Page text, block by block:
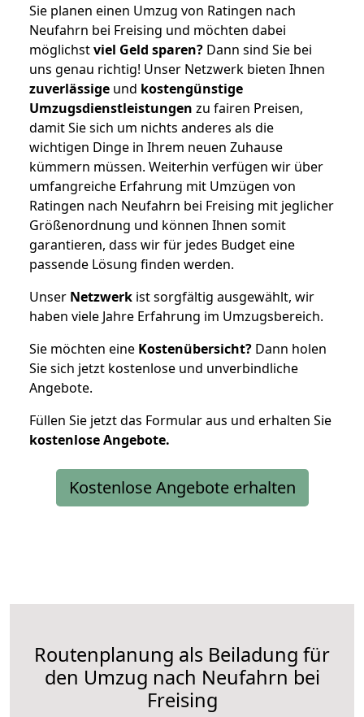
Sie planen einen Umzug von Ratingen nach
Neufahrn bei Freising und möchten dabei
möglichstviel Geld sparen? Dann sind Sie bei
uns genau richtig! Unser Netzwerk bieten Ihnen
zuverlässige und kostengünstige
Umzugsdienstleistungen zu fairen Preisen,
damit Sie sich um nichts anderes als die
wichtigen Dinge in Ihrem neuen Zuhause
kümmern müssen. Weiterhin verfügen wir über
umfangreiche Erfahrung mit Umzügen von
Ratingen nach Neufahrn bei Freising mit jeglicher
Größenordnung und können Ihnen somit
garantieren, dass wir für jedes Budget eine
passende Lösung finden werden.
Unser Netzwerk ist sorgfältig ausgewählt, wir
haben viele Jahre Erfahrung im Umzugsbereich.
Sie möchten eine Kostenübersicht? Dann holen
Sie sich jetzt kostenlose und unverbindliche
Angebote.
Füllen Sie jetzt das Formular aus und erhalten Sie
kostenloseAngebote.
Kostenlose Angebote erhalten
Routenplanung als Beiladung für
den Umzug nach Neufahrn bei
Freising